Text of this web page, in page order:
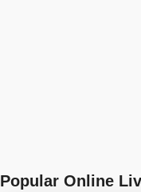
Popular Online